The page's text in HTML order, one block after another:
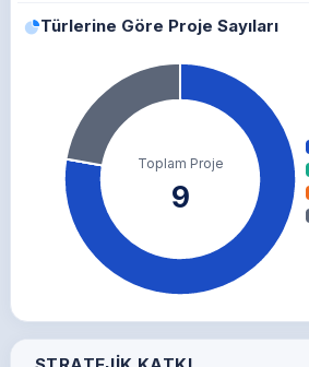
Türlerine Göre Proje Sayıları
Toplam Proje
9